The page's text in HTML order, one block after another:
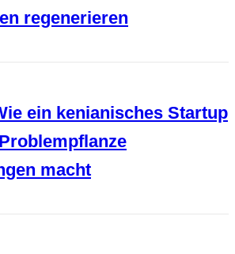
regenerieren
ein kenianisches Startup
macht